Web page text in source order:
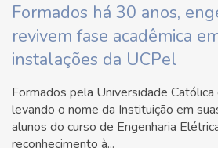
Formados há 30 anos,
revivem fase acadêmica
instalações da UCPel
Formados pela Universidade
levando o nome da Instituição em
alunos do curso de Engenharia
reconhecimento à...